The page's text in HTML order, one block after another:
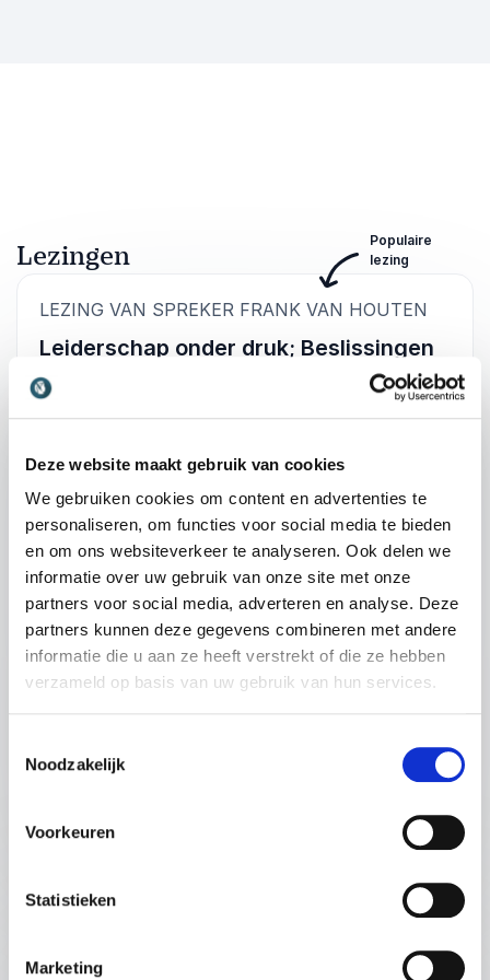
Deze website maakt gebruik van cookies
We gebruiken cookies om content en advertenties te
personaliseren, om functies voor social media te bieden
en om ons websiteverkeer te analyseren. Ook delen we
informatie over uw gebruik van onze site met onze
partners voor social media, adverteren en analyse. Deze
partners kunnen deze gegevens combineren met andere
informatie die u aan ze heeft verstrekt of die ze hebben
verzameld op basis van uw gebruik van hun services.
Noodzakelijk
Voorkeuren
Statistieken
Marketing
Lezingen
LEZING VAN SPREKER FRANK VAN HOUTEN
Leiderschap onder druk; Beslissingen
nemen als een piloot
vaardigheid die het verschil maakt tussen succes
en falen, niet alleen in de cockpit, maar ook in
het bedrijfsleven. In deze keynote laat Frank
van Houten zien hoe piloten omgaan met
onvoorziene situaties en hoe leiders binnen
organisaties deze principes kunnen toepassen.
Hij deelt inzichten over effectieve communicatie,
snel schakelen en de kunst van het behouden
van controle, zelfs in turbulente
omstandigheden. Een inspirerende en
willen leren navigeren door onzekerheid met
vertrouwen en precisie.
✅ Snel en doordacht beslissingen nemen onder
✅ Effectieve communicatie en samenwerking
✅ Hoe voorbereiding en training zorgen voor
+ Lees meer
Vraag vrijblijvend info aan
: Frank van Houten
Populaire
lezing
Teamwork op topsnelheid; Lessen uit
Vliegen is teamwork. In de cockpit is iedereen